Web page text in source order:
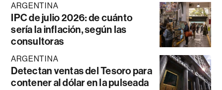
ARGENTINA
IPC de julio 2026: de cuánto
sería la inflación, según las
consultoras
ARGENTINA
Detectan ventas del Tesoro para
contener al dólar en la pulseada